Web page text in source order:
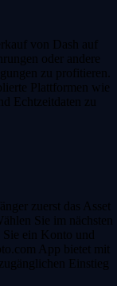
von Dash auf
oder andere
zu profitieren.
Plattformen wie
Echtzeitdaten zu
zuerst das Asset
Sie im nächsten
Sie ein Konto und
App bietet mit
Einstieg